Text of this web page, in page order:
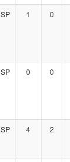
SP 1 0
SP 0 0
SP 4 2